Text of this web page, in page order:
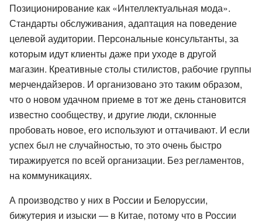
Позиционирование как «Интеллектуальная мода».
Стандарты обслуживания, адаптация на поведение
целевой аудитории. Персональные консультанты, за
которым идут клиенты даже при уходе в другой
магазин. Креативные столы стилистов, рабочие группы
мерчендайзеров. И организовано это таким образом,
что о новом удачном приеме в тот же день становится
известно сообществу, и другие люди, склонные
пробовать новое, его используют и оттачивают. И если
успех был не случайностью, то это очень быстро
тиражируется по всей организации. Без регламентов,
на коммуникациях.
А производство у них в России и Белоруссии,
бижутерия и изыски — в Китае, потому что в России